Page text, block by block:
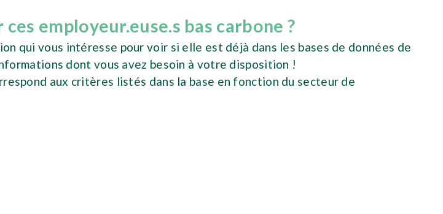
employeur.euse.s bas carbone ?
qui vous intéresse pour voir si elle est déjà dans les bases de données de
dont vous avez besoin à votre disposition !
aux critères listés dans la base en fonction du secteur de